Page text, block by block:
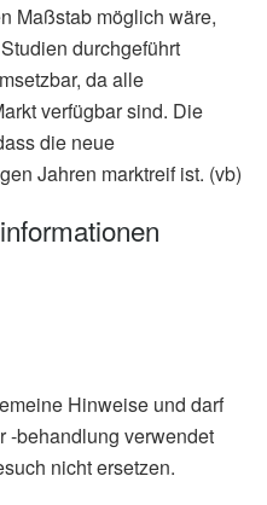
Maßstab möglich wäre,
durchgeführt
da alle
verfügbar sind. Die
die neue
Jahren marktreif ist. (vb)
Hinweise und darf
-behandlung verwendet
nicht ersetzen.